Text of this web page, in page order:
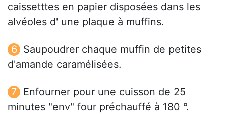
caissetttes en papier disposées dans les
alvéoles d' une plaque à muffins.
Saupoudrer chaque muffin de petites
d'amande caramélisées.
Enfourner pour une cuisson de 25
minutes "env" four préchauffé à 180 °.